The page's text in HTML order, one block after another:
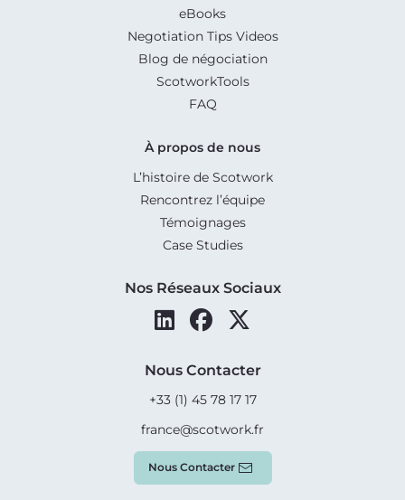
eBooks
Negotiation Tips Videos
Blog de négociation
ScotworkTools
FAQ
À propos de nous
L’histoire de Scotwork
Rencontrez l’équipe
Témoignages
Case Studies
Nos Réseaux Sociaux
Nous Contacter
+33 (1) 45 78 17 17
france@scotwork.fr
Nous Contacter